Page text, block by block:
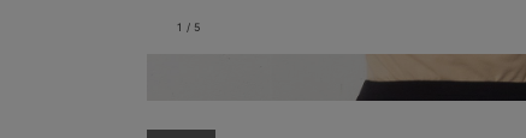
バックスタイル
1 / 5